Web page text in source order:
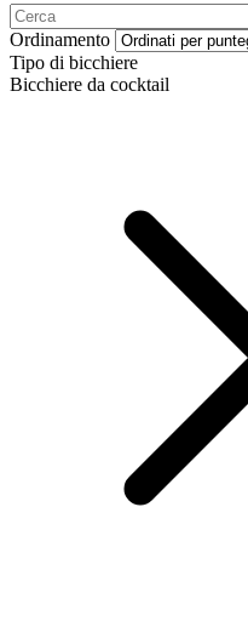
Ordinamento
Tipo di bicchiere
Bicchiere da cocktail